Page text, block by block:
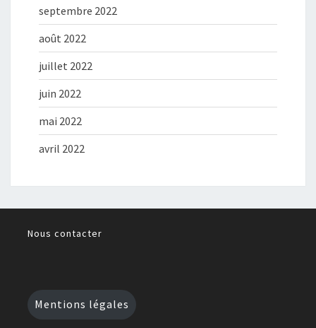
septembre 2022
août 2022
juillet 2022
juin 2022
mai 2022
avril 2022
Nous contacter
Mentions légales